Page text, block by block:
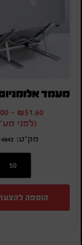
₪51.60
-
(לפני
הוספה